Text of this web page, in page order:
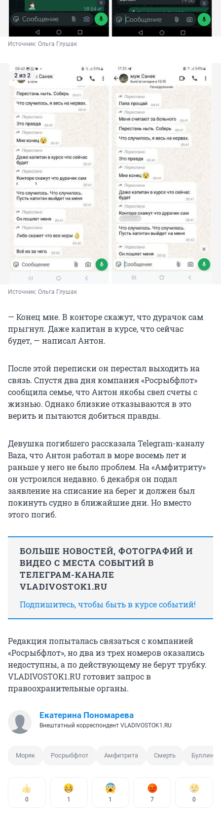
Источник: Ольга Глушак
2 из 2
Источник: Ольга Глушак
— Конец мне. В конторе скажут, что дурачок сам
прыгнул. Даже капитан в курсе, что сейчас
будет, — написал Антон.
После этой переписки он перестал выходить на
связь. Спустя два дня компания «Росрыбфлот»
сообщила семье, что Антон якобы свел счеты с
жизнью. Однако близкие отказываются в это
верить и пытаются добиться правды.
Девушка погибшего рассказала Telegram-каналу
Baza, что Антон работал в море восемь лет и
раньше у него не было проблем. На «Амфитриту»
он устроился недавно. 6 декабря он подал
заявление на списание на берег и должен был
покинуть судно в ближайшие дни. Но вместо
этого погиб.
БОЛЬШЕ НОВОСТЕЙ, ФОТОГРАФИЙ И
ВИДЕО С МЕСТА СОБЫТИЙ В
ТЕЛЕГРАМ-КАНАЛЕ
VLADIVOSTOK1.RU
Подпишитесь, чтобы быть в курсе событий!
Редакция попыталась связаться с компанией
«Росрыбфлот», но два из трех номеров оказались
недоступны, а по действующему не берут трубку.
VLADIVOSTOK1.RU готовит запрос в
правоохранительные органы.
Екатерина Пономарева
Внештатный корреспондент VLADIVOSTOK1.RU
Моряк Росрыбфлот Амфитрита Смерть Буллинг
0 1 1 7 0